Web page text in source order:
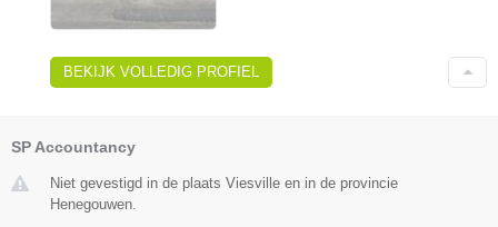
BEKIJK VOLLEDIG PROFIEL
SP Accountancy
Niet gevestigd in de plaats Viesville en in de provincie
Henegouwen.